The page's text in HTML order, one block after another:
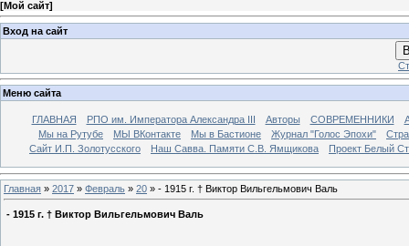
[Мой сайт]
Вход на сайт
Меню сайта
ГЛАВНАЯ РПО им. Императора Александра III Авторы СОВРЕМЕННИКИ
Мы на Рутубе
МЫ ВКонтакте Мы в Бастионе Журнал "Голос Эпохи"
Сайт И.П. Золотусского
Наш Савва. Памяти С.В. Ямщикова Проект Белый
Главная » 2017 » Февраль » 20 » - 1915 г. † Виктор Вильгельмович Валь
- 1915 г. † Виктор Вильгельмович Валь